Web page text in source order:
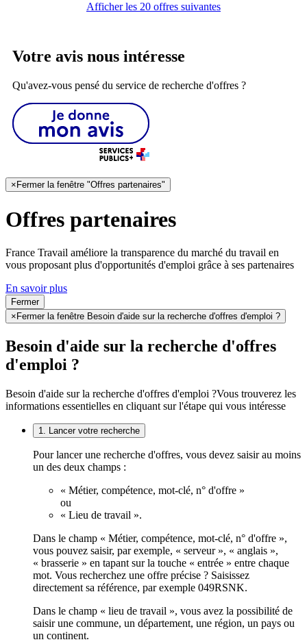
Afficher les 20 offres suivantes
Votre avis nous intéresse
Qu'avez-vous pensé du service de recherche d'offres ?
× Fermer la fenêtre "Offres partenaires"
Offres partenaires
France Travail améliore la transparence du marché du travail en
vous proposant plus d'opportunités d'emploi grâce à ses partenaires
En savoir plus
Fermer
× Fermer la fenêtre Besoin d'aide sur la recherche d'offres d'emploi ?
Besoin d'aide sur la recherche d'offres
d'emploi ?
Besoin d'aide sur la recherche d'offres d'emploi ?Vous trouverez les
informations essentielles en cliquant sur l'étape qui vous intéresse
1. Lancer votre recherche
Pour lancer une recherche d'offres, vous devez saisir au moins
un des deux champs :
« Métier, compétence, mot-clé, n° d'offre »
ou
« Lieu de travail ».
Dans le champ « Métier, compétence, mot-clé, n° d'offre »,
vous pouvez saisir, par exemple, « serveur », « anglais »,
« brasserie » en tapant sur la touche « entrée » entre chaque
mot. Vous recherchez une offre précise ? Saisissez
directement sa référence, par exemple 049RSNK.
Dans le champ « lieu de travail », vous avez la possibilité de
saisir une commune, un département, une région, un pays ou
un continent.